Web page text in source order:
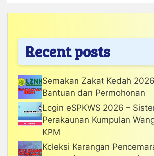
Recent posts
Semakan Zakat Kedah
Bantuan dan Permohonan
Login eSPKWS 2026 –
Perakaunan Kumpulan
KPM
Koleksi Karangan